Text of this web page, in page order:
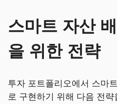
스마트 자산
을 위한 전략
투자 포트폴리오에서 스마
로 구현하기 위해 다음 전